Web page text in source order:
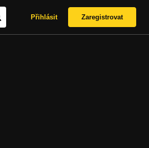
Přihlásit Zaregistrovat